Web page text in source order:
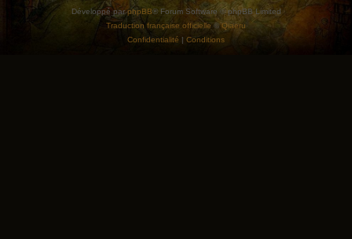
Développé parphpBB® Forum Software © phpBB Limited
Traduction française officielle ©Qiaeru
Confidentialité | Conditions